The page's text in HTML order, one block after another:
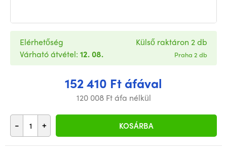
152 410 Ft áfával
120 008 Ft áfa nélkül
- + KOSÁRBA
Elérhetőség
Várható átvétel: 12. 08.
Külső raktáron 2 db
Praha 2 db